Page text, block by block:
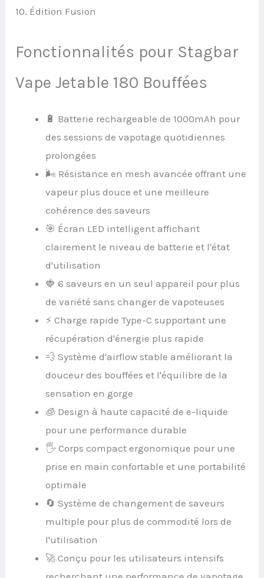
10. Édition Fusion
Fonctionnalités pour Stagbar
Vape Jetable 180 Bouffées
🔋 Batterie rechargeable de 1000mAh pour
des sessions de vapotage quotidiennes
prolongées
🌬️ Résistance en mesh avancée offrant une
vapeur plus douce et une meilleure
cohérence des saveurs
🎯 Écran LED intelligent affichant
clairement le niveau de batterie et l'état
d'utilisation
🍓 6 saveurs en un seul appareil pour plus
de variété sans changer de vapoteuses
⚡ Charge rapide Type-C supportant une
récupération d'énergie plus rapide
💨 Système d'airflow stable améliorant la
douceur des bouffées et l'équilibre de la
sensation en gorge
🧊 Design à haute capacité de e-liquide
pour une performance durable
🖐️ Corps compact ergonomique pour une
prise en main confortable et une portabilité
optimale
🔄 Système de changement de saveurs
multiple pour plus de commodité lors de
l'utilisation
🚀 Conçu pour les utilisateurs intensifs